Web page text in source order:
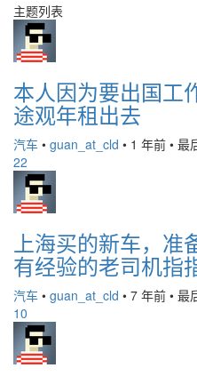
主题列表
本人因为要出国工
途观年租出去
汽车 • guan_at_cld • 1 年前 • 最
22
上海买的新车，准
有经验的老司机指
汽车 • guan_at_cld • 7 年前 • 最
10